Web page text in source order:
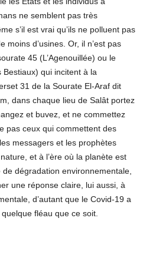
ne semblent pas très
s’il est vrai qu’ils ne polluent pas
moins d’usines. Or, il n’est pas
45 (L’Agenouillée) ou le
qui incitent à la
31 de la Sourate El-Araf dit
dans chaque lieu de Salât portez
et buvez, et ne commettez
pas ceux qui commettent des
messagers et les prophètes
et à l’ère où la planète est
dégradation environnementale,
une réponse claire, lui aussi, à
d’autant que le Covid-19 a
fléau que ce soit.